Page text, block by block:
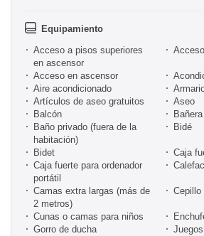
Equipamiento
Acceso a pisos superiores
en ascensor
Acceso en ascensor
Aire acondicionado
Artículos de aseo gratuitos
Aseo
Balcón
Bañera
Baño privado (fuera de la
habitación)
Bidé
Bidet
Caja
Caja fuerte para ordenador
portátil
Camas extra largas (más de
2 metros)
Cepillo
Cunas o camas para niños
Gorro de ducha